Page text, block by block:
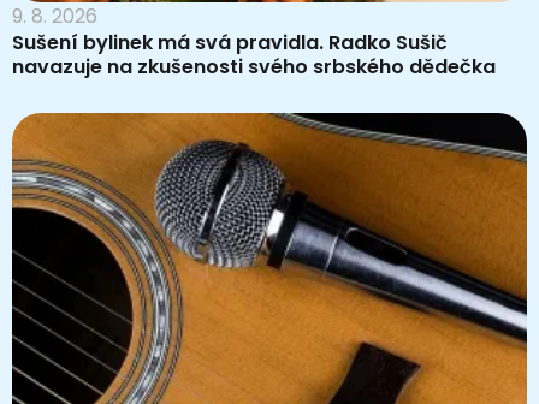
9. 8. 2026
Sušení bylinek má svá pravidla. Radko Sušič
navazuje na zkušenosti svého srbského dědečka